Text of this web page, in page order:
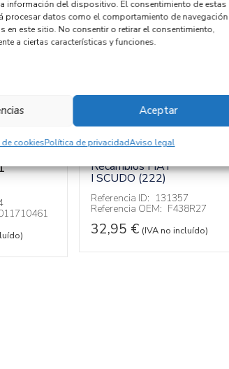
información del dispositivo. El consentimiento de estas
procesar datos como el comportamiento de
en este sitio. No consentir o retirar el consentimiento,
a ciertas características y funciones.
Aceptar
cookiesPolítica de privacidadAviso legal
MOTOR ARRANQUE
F438R27
Recambios FIAT
I SCUDO (222)
Referencia ID: 131357
Referencia OEM: F438R27
32,95 € (IVA no incluído)